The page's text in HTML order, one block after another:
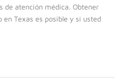
de atención médica. Obtener
en Texas es posible y si usted